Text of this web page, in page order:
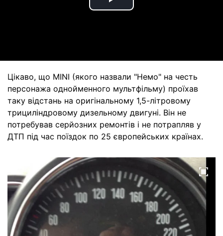
Play
Цікаво, що MINI (якого назвали "Немо" на честь
персонажа однойменного мультфільму) проїхав
таку відстань на оригінальному 1,5-літровому
трициліндровому дизельному двигуні. Він не
потребував серйозних ремонтів і не потрапляв у
ДТП під час поїздок по 25 європейських країнах.